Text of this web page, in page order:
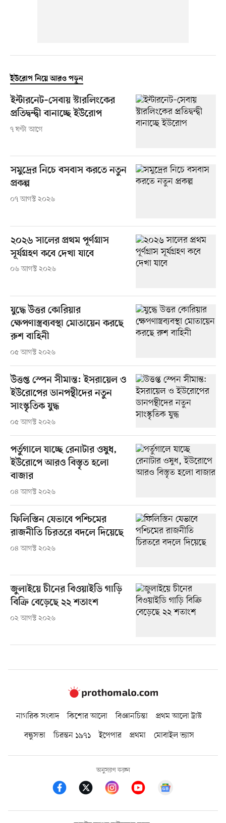
ইউরোপ নিয়ে আরও পড়ুন
ইন্টারনেট–সেবায় স্টারলিংকের
প্রতিদ্বন্দ্বী বানাচ্ছে ইউরোপ
৭ ঘণ্টা আগে
সমুদ্রের নিচে বসবাস করতে নতুন
প্রকল্প
০৭ আগস্ট ২০২৬
২০২৬ সালের প্রথম পূর্ণগ্রাস
সূর্যগ্রহণ কবে দেখা যাবে
০৬ আগস্ট ২০২৬
যুদ্ধে উত্তর কোরিয়ার
ক্ষেপণাস্ত্রব্যবস্থা মোতায়েন করছে
রুশ বাহিনী
০৫ আগস্ট ২০২৬
উত্তপ্ত স্পেন সীমান্ত: ইসরায়েল ও
ইউরোপের ডানপন্থীদের নতুন
সাংস্কৃতিক যুদ্ধ
০৫ আগস্ট ২০২৬
পর্তুগালে যাচ্ছে রেনাটার ওষুধ,
ইউরোপে আরও বিস্তৃত হলো
বাজার
০৪ আগস্ট ২০২৬
ফিলিস্তিন যেভাবে পশ্চিমের
রাজনীতি চিরতরে বদলে দিয়েছে
০৪ আগস্ট ২০২৬
জুলাইয়ে চীনের বিওয়াইডি গাড়ি
বিক্রি বেড়েছে ২২ শতাংশ
০২ আগস্ট ২০২৬
নাগরিক সংবাদ কিশোর আলো বিজ্ঞানচিন্তা
প্রথম আলো ট্রাস্ট
বন্ধুসভা
চিরন্তন ১৯৭১ ইপেপার প্রথমা মোবাইল ভ্যাস
অনুসরণ করুন